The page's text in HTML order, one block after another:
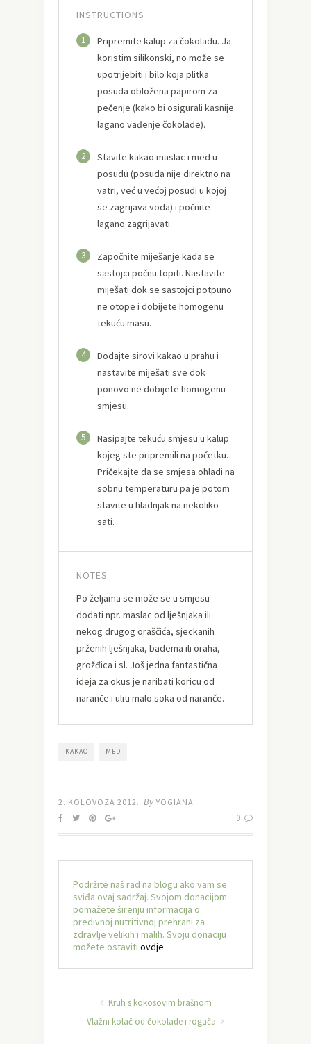
INSTRUCTIONS
1
Pripremite kalup za čokoladu. Ja
koristim silikonski, no može se
upotrijebiti i bilo koja plitka
posuda obložena papirom za
pečenje (kako bi osigurali kasnije
lagano vađenje čokolade).
2
Stavite kakao maslac i med u
posudu (posuda nije direktno na
vatri, već u većoj posudi u kojoj
se zagrijava voda) i počnite
lagano zagrijavati.
3
Započnite miješanje kada se
sastojci počnu topiti. Nastavite
miješati dok se sastojci potpuno
ne otope i dobijete homogenu
tekuću masu.
4
Dodajte sirovi kakao u prahu i
nastavite miješati sve dok
ponovo ne dobijete homogenu
smjesu.
5
Nasipajte tekuću smjesu u kalup
kojeg ste pripremili na početku.
Pričekajte da se smjesa ohladi na
sobnu temperaturu pa je potom
stavite u hladnjak na nekoliko
sati.
NOTES
Po željama se može se u smjesu
dodati npr. maslac od lješnjaka ili
nekog drugog oraščića, sjeckanih
prženih lješnjaka, badema ili oraha,
grožđica i sl. Još jedna fantastična
ideja za okus je naribati koricu od
naranče i uliti malo soka od naranče.
KAKAO MED
2. KOLOVOZA 2012. By YOGIANA
0
Podržite naš rad na blogu ako vam se
sviđa ovaj sadržaj. Svojom donacijom
pomažete širenju informacija o
predivnoj nutritivnoj prehrani za
zdravlje velikih i malih. Svoju donaciju
možete ostaviti ovdje.
Kruh s kokosovim brašnom
Vlažni kolač od čokolade i rogača